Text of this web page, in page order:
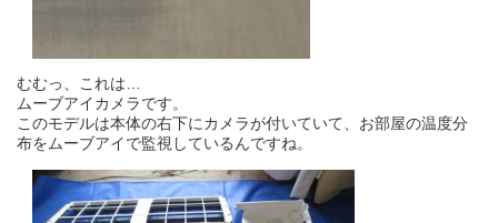
むむっ、これは…
ムーブアイカメラです。
このモデルは本体の右下にカメラが付いていて、お部屋の温度分
布をムーブアイで監視しているんですね。